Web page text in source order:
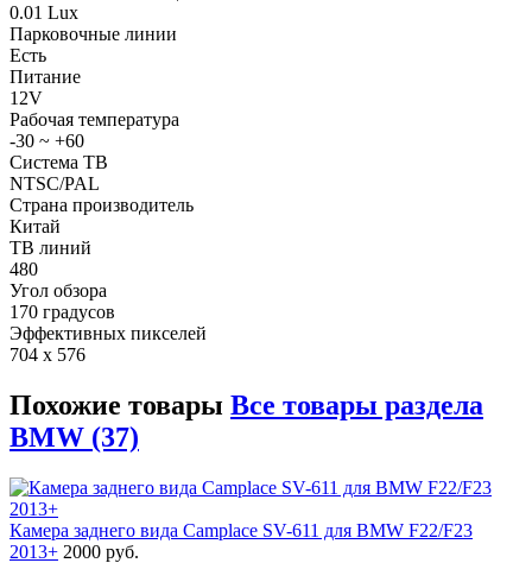
0.01 Lux
Парковочные линии
Есть
Питание
12V
Рабочая температура
-30 ~ +60
Система ТВ
NTSC/PAL
Страна производитель
Китай
ТВ линий
480
Угол обзора
170 градусов
Эффективных пикселей
704 x 576
Похожие товары Все товары раздела
BMW (37)
Камера заднего вида Camplace SV-611 для BMW F22/F23
2013+ 2000 руб.